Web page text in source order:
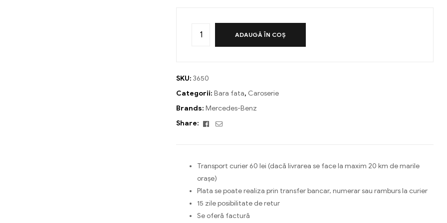
ADAUGĂ ÎN COȘ
SKU: 3650
Categorii: Bara fata, Caroserie
Brands: Mercedes-Benz
Share:
Facebook
Email
Transport curier 60 lei (dacă livrarea se face la maxim 20 km de marile
orașe)
Plata se poate realiza prin transfer bancar, numerar sau ramburs la curier
15 zile posibilitate de retur
Se oferă factură